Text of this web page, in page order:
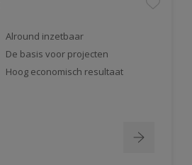
Alround inzetbaar
De basis voor projecten
Hoog economisch resultaat